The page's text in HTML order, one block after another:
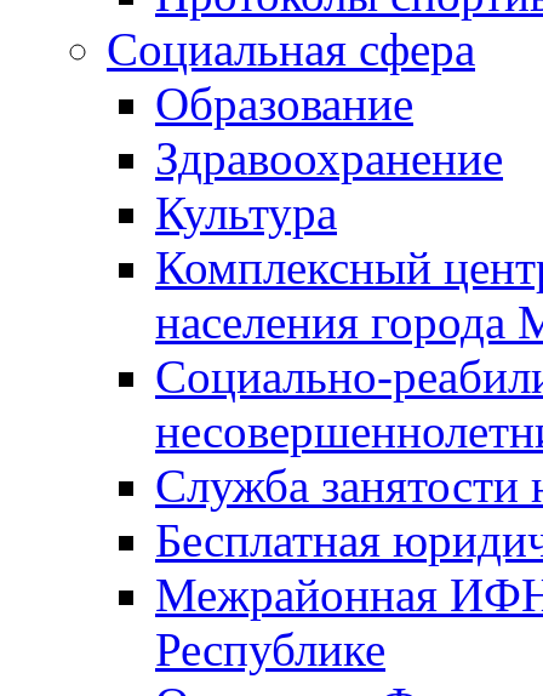
Социальная сфера
Образование
Здравоохранение
Культура
Комплексный
населения города
Социально-
Служба занятости
Бесплатная
Межрайонная
Республике